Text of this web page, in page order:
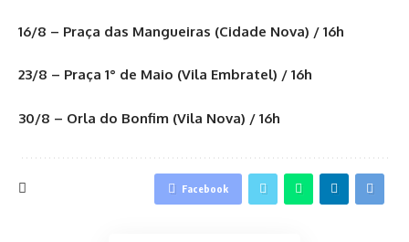
16/8 – Praça das Mangueiras (Cidade Nova) / 16h
23/8 – Praça 1° de Maio (Vila Embratel) / 16h
30/8 – Orla do Bonfim (Vila Nova) / 16h
Facebook